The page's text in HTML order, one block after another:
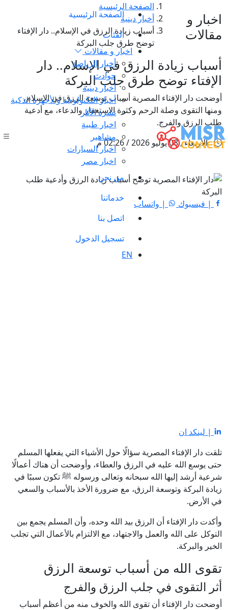
الصفحة الرئيسية
الفئات
اخبار و مقالات
أخبار الرياضة
حوادث
أخبار دينية
أخبار التكنولوجيا والأجهزة الذكية
نشرة الآثار
اخبار طبية
مشاهير
اخبار السيارات
اخبار مصر
من نحن
خدماتنا
اتصل بنا
تسجيل الدخول
EN
اخبار و
مقالات
الصفحة الرئيسية
أخبار دينية
أسباب زيادة الرزق في الإسلام.. دار الإفتاء
توضح طرق جلب البركة
أسباب زيادة الرزق في الإسلام.. دار
الإفتاء توضح طرق جلب البركة
أوضحت دار الإفتاء المصرية أسباب توسعة الرزق في الإسلام،
ومنها التقوى وصلة الرحم وكثرة الاستغفار والدعاء، مع أدعية
طلب الرزق والفرج.
الأربعاء , 08 يوليو 2026 / 02:26 م
| فيسبوك | واتساب
| لينكد ان
تلقت دار الإفتاء المصرية سؤالًا حول الأشياء التي يفعلها المسلم
حتى يوسع الله عليه في الرزق والعطاء، وأوضحت أن هناك أعمالًا
شرعية أرشد إليها الله سبحانه وتعالى ورسوله ﷺ تكون سببًا في
زيادة البركة وتوسعة الرزق، مع ضرورة الأخذ بالأسباب والسعي
في الأرض.
وأكدت دار الإفتاء أن الرزق بيد الله وحده، وأن المسلم يجمع بين
التوكل على الله والعمل والاجتهاد، مع الالتزام بالأعمال التي تجلب
الخير والبركة.
تقوى الله من أسباب توسعة الرزق
أثر التقوى في جلب الرزق والفرج
أوضحت دار الإفتاء أن تقوى الله والخوف منه من أعظم أسباب